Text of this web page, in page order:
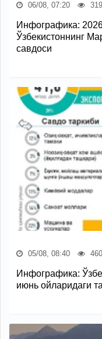
06/08, 07:20 319
Инфографика:
Ўзбекистоннинг
савдоси
05/08, 08:40 460
Инфографика:
июнь ойларидаги